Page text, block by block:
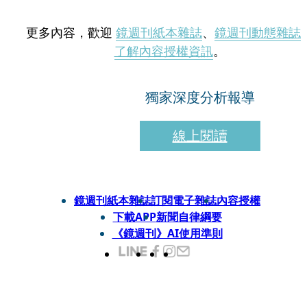
更多內容，歡迎 鏡週刊紙本雜誌、 鏡週刊動態雜誌
了解內容授權資訊。
獨家深度分析報導
線上閱讀
鏡週刊紙本雜誌訂閱電子雜誌內容授權
下載APP新聞自律綱要
《鏡週刊》AI使用準則